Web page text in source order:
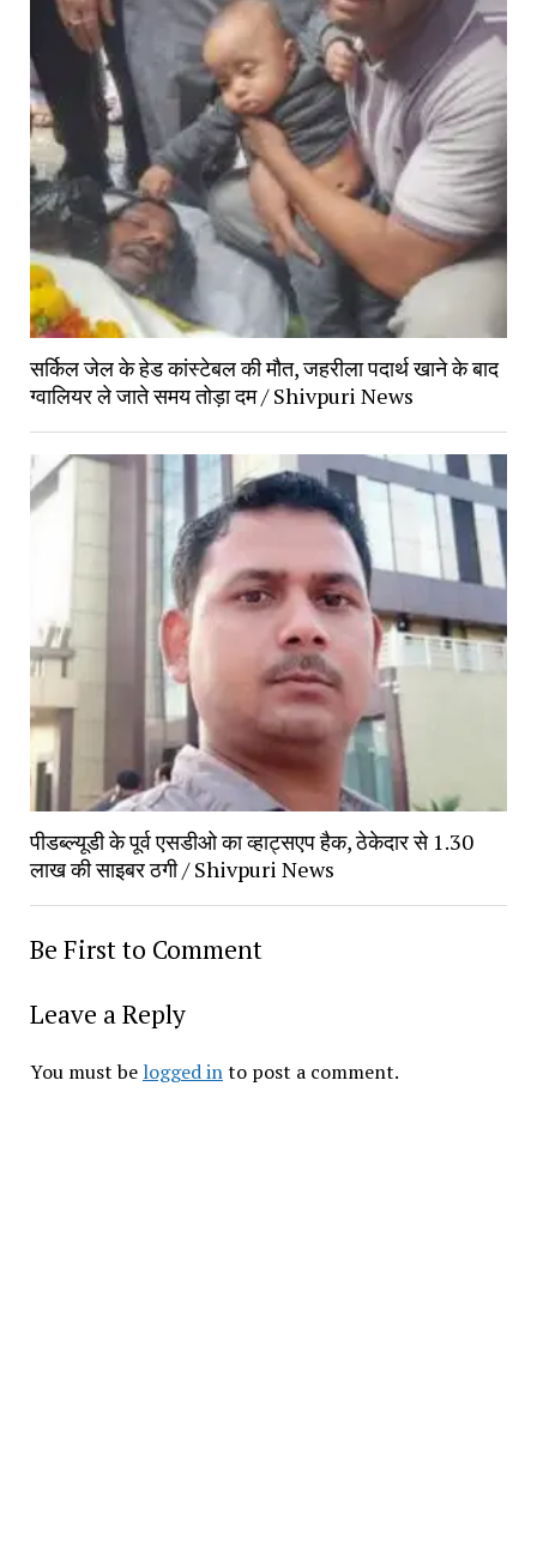
सर्किल जेल के हेड कांस्टेबल की मौत, जहरीला पदार्थ खाने के बाद
ग्वालियर ले जाते समय तोड़ा दम / Shivpuri News
पीडब्ल्यूडी के पूर्व एसडीओ का व्हाट्सएप हैक, ठेकेदार से 1.30
लाख की साइबर ठगी / Shivpuri News
Be First to Comment
Leave a Reply
You must be logged into post a comment.